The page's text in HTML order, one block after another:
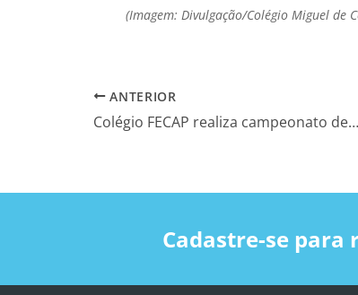
(Imagem: Divulgação/Colégio Miguel de
ANTERIOR
Colégio FECAP realiza campeonato de Cubo Mágico
Cadastre-se